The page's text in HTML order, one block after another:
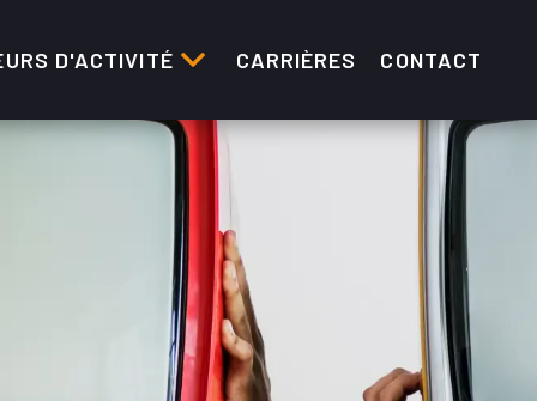
D'ACTIVITÉ CARRIÈRES CONTACT